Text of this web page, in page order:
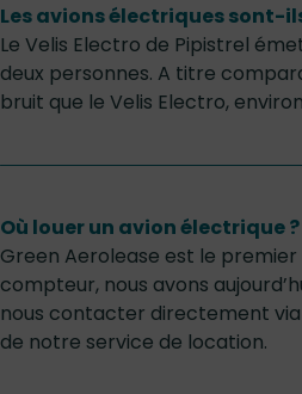
Les avions électriques sont-
Le Velis Electro de Pipistrel
deux personnes. A titre
bruit que le Velis Electro,
Où louer un avion électrique ?
Green Aerolease est le premier
compteur, nous avons
nous contacter directement
de notre service de location.